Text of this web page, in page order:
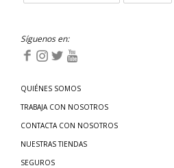
Síguenos en:
QUIÉNES SOMOS
TRABAJA CON NOSOTROS
CONTACTA CON NOSOTROS
NUESTRAS TIENDAS
SEGUROS